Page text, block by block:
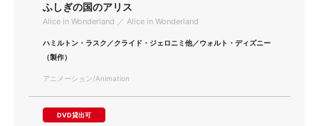
ふしぎの国のアリス
Alice in Wonderland ／ Alice in Wonderland
ハミルトン・ラスク／クライド・ジェロニミ他／ウォルト・ディズニー
（製作）
アニメーション/Animation
DVD貸出可